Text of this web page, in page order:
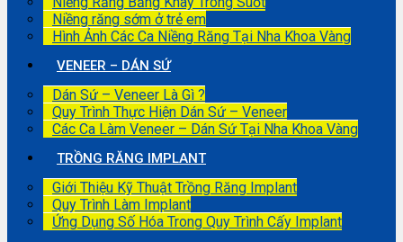
Niềng răng sớm ở trẻ em
Hình Ảnh Các Ca Niềng Răng Tại Nha Khoa Vàng
VENEER – DÁN SỨ
Dán Sứ – Veneer Là Gì ?
Quy Trình Thực Hiện Dán Sứ – Veneer
Các Ca Làm Veneer – Dán Sứ Tại Nha Khoa Vàng
TRỒNG RĂNG IMPLANT
Giới Thiệu Kỹ Thuật Trồng Răng Implant
Quy Trình Làm Implant
Ứng Dụng Số Hóa Trong Quy Trình Cấy Implant